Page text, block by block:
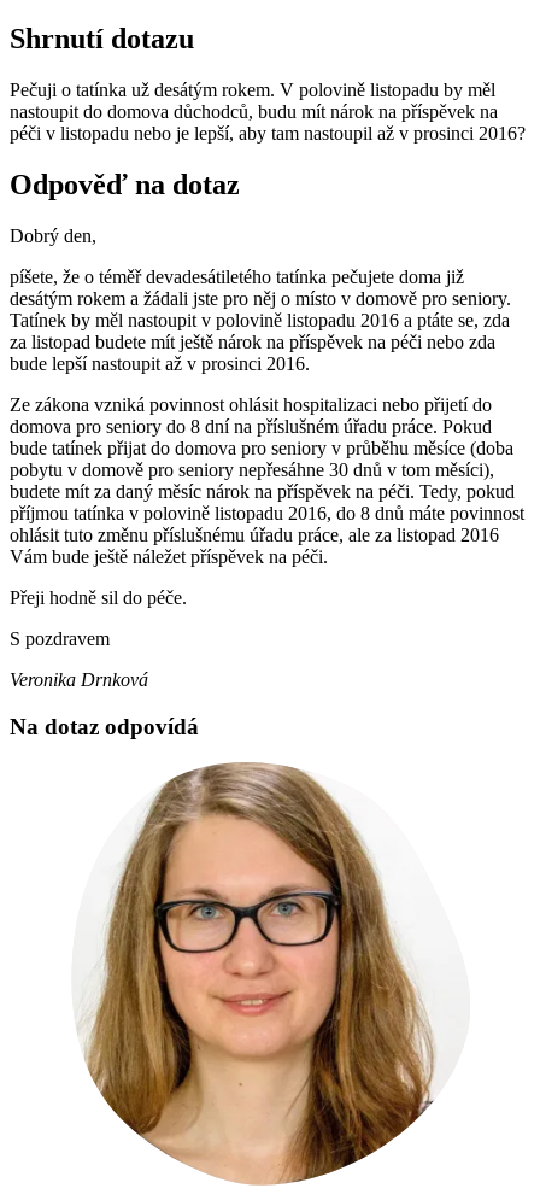
Shrnutí dotazu
Pečuji o tatínka už desátým rokem. V polovině listopadu by měl
nastoupit do domova důchodců, budu mít nárok na příspěvek na
péči v listopadu nebo je lepší, aby tam nastoupil až v prosinci 2016?
Odpověď na dotaz
Dobrý den,
píšete, že o téměř devadesátiletého tatínka pečujete doma již
desátým rokem a žádali jste pro něj o místo v domově pro seniory.
Tatínek by měl nastoupit v polovině listopadu 2016 a ptáte se, zda
za listopad budete mít ještě nárok na příspěvek na péči nebo zda
bude lepší nastoupit až v prosinci 2016.
Ze zákona vzniká povinnost ohlásit hospitalizaci nebo přijetí do
domova pro seniory do 8 dní na příslušném úřadu práce. Pokud
bude tatínek přijat do domova pro seniory v průběhu měsíce (doba
pobytu v domově pro seniory nepřesáhne 30 dnů v tom měsíci),
budete mít za daný měsíc nárok na příspěvek na péči. Tedy, pokud
příjmou tatínka v polovině listopadu 2016, do 8 dnů máte povinnost
ohlásit tuto změnu příslušnému úřadu práce, ale za listopad 2016
Vám bude ještě náležet příspěvek na péči.
Přeji hodně sil do péče.
S pozdravem
Veronika Drnková
Na dotaz odpovídá